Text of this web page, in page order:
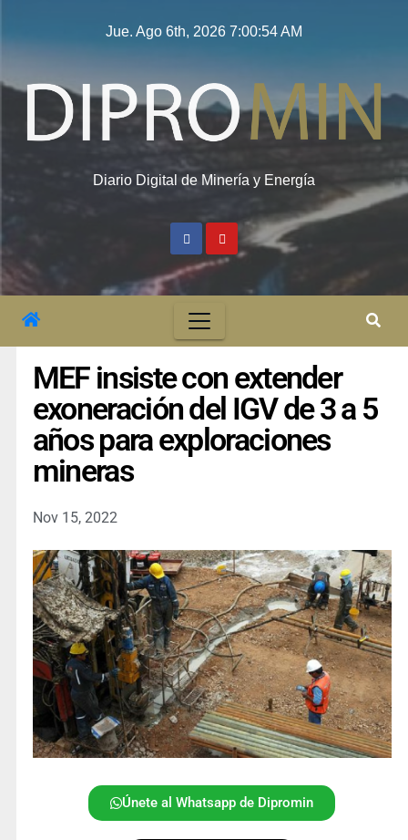
Jue. Ago 6th, 2026 7:00:55 AM
Diario Digital de Minería y Energía
MEF insiste con extender
exoneración del IGV de 3 a 5
años para exploraciones
mineras
Nov 15, 2022
Únete al Whatsapp de Dipromin